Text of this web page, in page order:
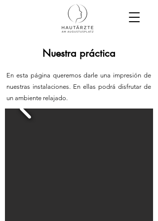
Nuestra práctica
En esta página queremos darle una impresión de
nuestras instalaciones. En ellas podrá disfrutar de
un ambiente relajado.